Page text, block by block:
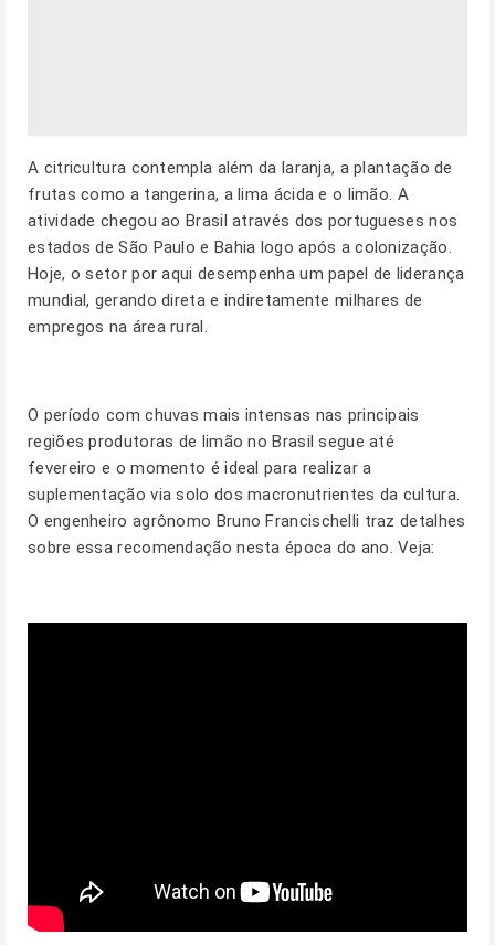
A citricultura contempla além da laranja, a plantação de
frutas como a tangerina, a lima ácida e o limão. A
atividade chegou ao Brasil através dos portugueses nos
estados de São Paulo e Bahia logo após a colonização.
Hoje, o setor por aqui desempenha um papel de liderança
mundial, gerando direta e indiretamente milhares de
empregos na área rural.
O período com chuvas mais intensas nas principais
regiões produtoras de limão no Brasil segue até
fevereiro e o momento é ideal para realizar a
suplementação via solo dos macronutrientes da cultura.
O engenheiro agrônomo Bruno Francischelli traz detalhes
sobre essa recomendação nesta época do ano. Veja: